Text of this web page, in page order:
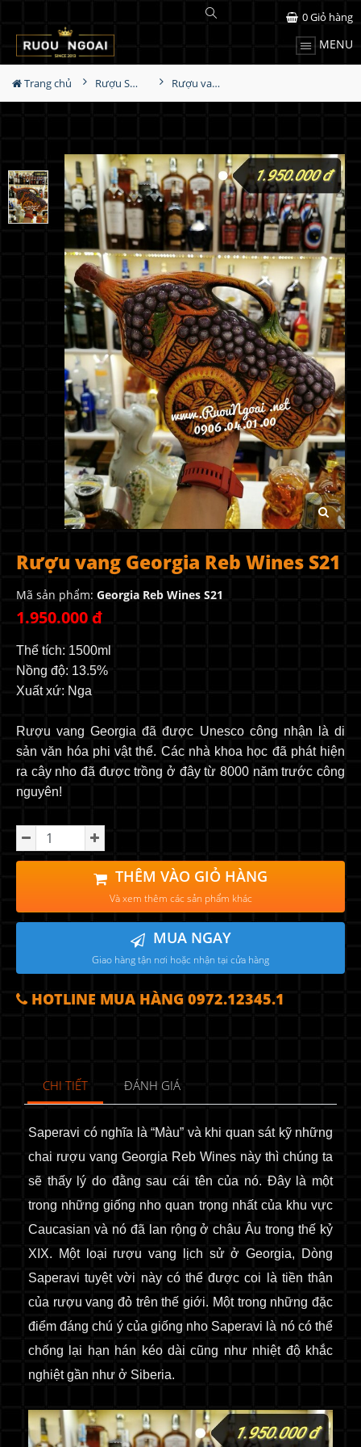
MENU
0Giỏ hàng
Trang chủ Rượu Sưu Tầm - Nga Rượu vang Georgia Reb Wines S21
Rượu vang Georgia Reb Wines S21
Mã sản phẩm: Georgia Reb Wines S21
1.950.000 đ
Thể tích: 1500ml
Nồng độ: 13.5%
Xuất xứ: Nga
Rượu vang Georgia đã được Unesco công nhận là di
sản văn hóa phi vật thể. Các nhà khoa học đã phát hiện
ra cây nho đã được trồng ở đây từ 8000 năm trước công
nguyên!
THÊM VÀO GIỎ HÀNG
Và xem thêm các sản phẩm khác
MUA NGAY
Giao hàng tận nơi hoặc nhận tại cửa hàng
HOTLINE MUA HÀNG 0972.12345.1
CHI TIẾT ĐÁNH GIÁ
Saperavi có nghĩa là “Màu” và khi quan sát kỹ những
chai rượu vang Georgia Reb Wines này thì chúng ta
sẽ thấy lý do đằng sau cái tên của nó. Đây là một
trong những giống nho quan trọng nhất của khu vực
Caucasian và nó đã lan rộng ở châu Âu trong thế kỷ
XIX. Một loại rượu vang lịch sử ở Georgia, Dòng
Saperavi tuyệt vời này có thể được coi là tiền thân
của rượu vang đỏ trên thế giới. Một trong những đặc
điểm đáng chú ý của giống nho Saperavi là nó có thể
chống lại hạn hán kéo dài cũng như nhiệt độ khắc
nghiệt gần như ở Siberia.